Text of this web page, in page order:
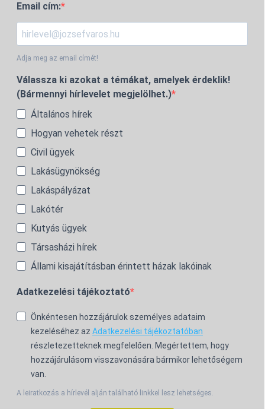
Email cím:
Adja meg az email címét!
Válassza ki azokat a témákat, amelyek érdeklik!
(Bármennyi hírlevelet megjelölhet.)
Általános hírek
Hogyan vehetek részt
Civil ügyek
Lakásügynökség
Lakáspályázat
Lakótér
Kutyás ügyek
Társasházi hírek
Állami kisajátításban érintett házak lakóinak
Adatkezelési tájékoztató
Önkéntesen hozzájárulok személyes adataim
kezeléséhez az Adatkezelési tájékoztatóban
részletezetteknek megfelelően. Megértettem, hogy
hozzájárulásom visszavonására bármikor lehetőségem
van.
A leiratkozás a hírlevél alján található linkkel lesz lehetséges.